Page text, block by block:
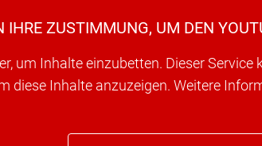
IHRE ZUSTIMMUNG, UM DEN
um Inhalte einzubetten. Dieser
diese Inhalte anzuzeigen. Weitere